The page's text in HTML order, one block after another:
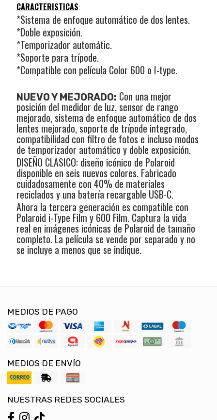
CARACTERISTICAS:
*Sistema de enfoque automático de dos lentes.
*Doble exposición.
*Temporizador automátic.
*Soporte para trípode.
*Compatible con película Color 600 o I-type.
NUEVO Y MEJORADO: Con una mejor
posición del medidor de luz, sensor de rango
mejorado, sistema de enfoque automático de dos
lentes mejorado, soporte de trípode integrado,
compatibilidad con filtro de fotos e incluso modos
de temporizador automático y doble exposición.
DISEÑO CLASICO: diseño icónico de Polaroid
disponible en seis nuevos colores. Fabricado
cuidadosamente con 40% de materiales
reciclados y una batería recargable USB-C.
Ahora la tercera generación es compatible con
Polaroid i-Type Film y 600 Film. Captura la vida
real en imágenes icónicas de Polaroid de tamaño
completo. La película se vende por separado y no
se incluye a menos que se indique.
MEDIOS DE PAGO
MEDIOS DE ENVÍO
NUESTRAS REDES SOCIALES